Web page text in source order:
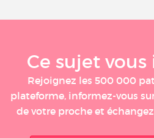
Ce sujet vous
Rejoignez les 500 000
plateforme, informez-vous
de votre proche et